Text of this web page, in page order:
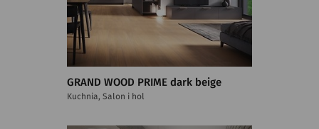
GRAND WOOD PRIME dark beige
Kuchnia, Salon i hol